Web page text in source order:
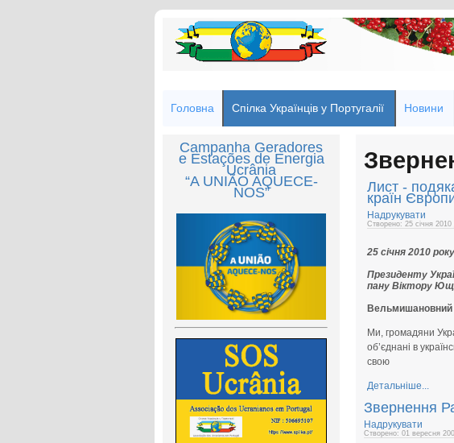
Головна Спілка Українців у Португалії Новини
Campanha Geradores
e Estações de Energia
Ucrânia
“A UNIÃO AQUECE-
NOS” Лист -
країн
Надрукувати
Створено: 25 січня 2010
25 січня 2010 року
Президенту
пану Віктору
Вельмишановний
Ми, громадяни
об’єднані в
свою
Детальніше...
Звернення
Надрукувати
Створено: 01 вересня